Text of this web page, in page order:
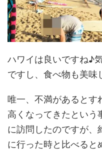
ハワイは良いですね♪
ですし、食べ物も美味
唯一、不満があるとす
高くなってきたという
に訪問したのですが、
に行った時と比べると